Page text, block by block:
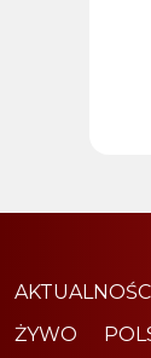
AKTUALNOŚCI
ŻYWO